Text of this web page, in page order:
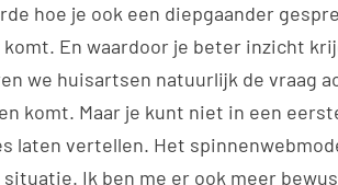
hoe je ook een diepgaander
En waardoor je beter inzicht
we huisartsen natuurlijk de vraag
komt. Maar je kunt niet in een
laten vertellen. Het
Ik ben me er ook meer